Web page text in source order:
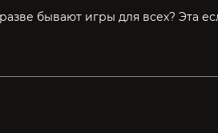
бывают игры для всех? Эта